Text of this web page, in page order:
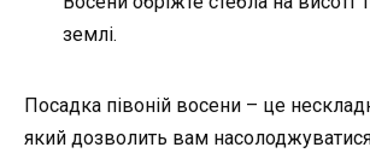
землі.
Посадка півоній восени – це
який дозволить вам